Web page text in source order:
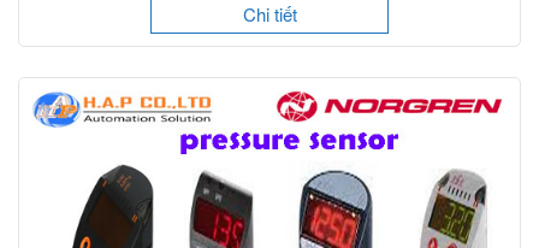
Chi tiết